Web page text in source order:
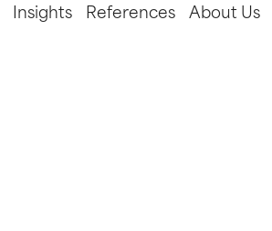
Insights References About Us